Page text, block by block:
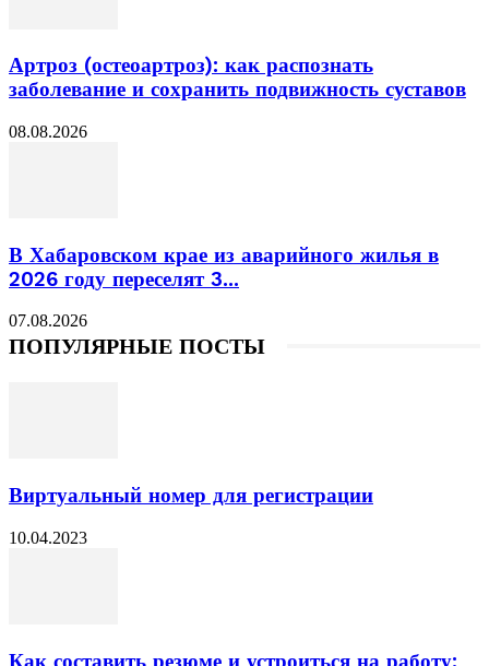
Артроз (остеоартроз): как распознать
заболевание и сохранить подвижность суставов
08.08.2026
В Хабаровском крае из аварийного жилья в
2026 году переселят 3...
07.08.2026
ПОПУЛЯРНЫЕ ПОСТЫ
Виртуальный номер для регистрации
10.04.2023
Как составить резюме и устроиться на работу: